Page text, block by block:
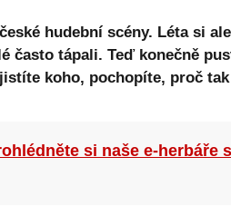
hudební scény. Léta si
často tápali. Teď konečně
koho, pochopíte, proč
si naše e-herbáře